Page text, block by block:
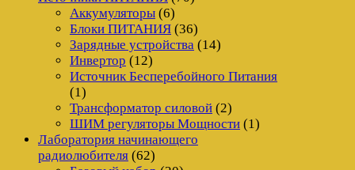
Аккумуляторы (6)
Блоки ПИТАНИЯ (36)
Зарядные устройства (14)
Инвертор (12)
Источник Бесперебойного Питания
(1)
Трансформатор силовой (2)
ШИМ регуляторы Мощности (1)
Лаборатория начинающего
радиолюбителя (62)